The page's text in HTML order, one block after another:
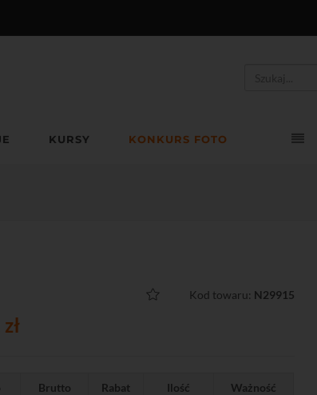
KURSY KONKURS FOTO
Kod towaru: N29915
Brutto Rabat Ilość Ważność